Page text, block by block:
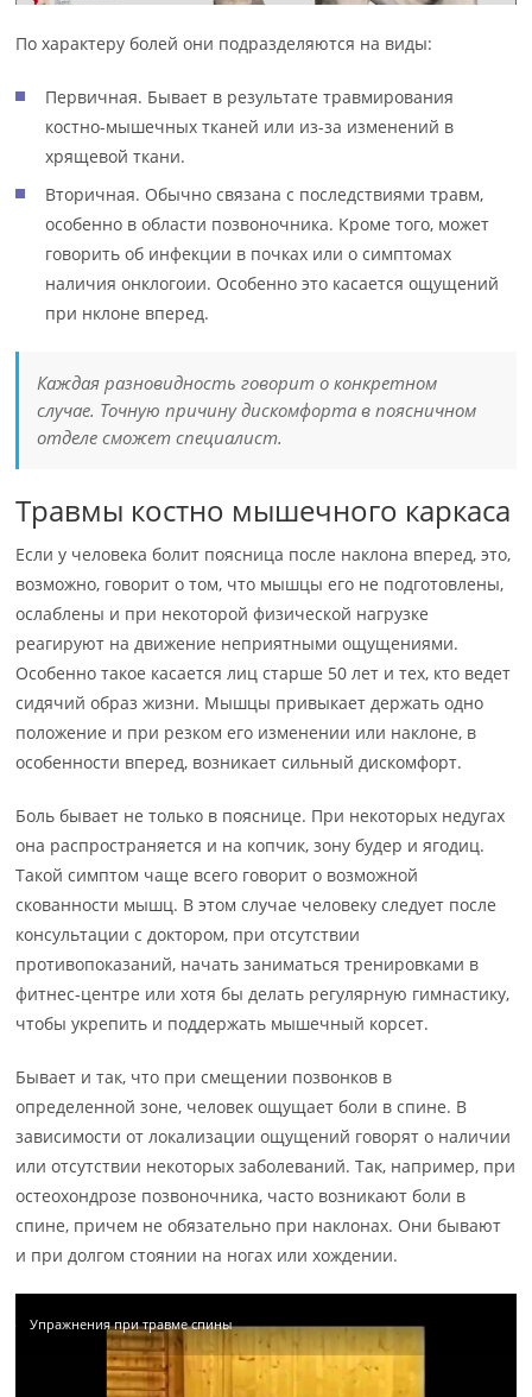
По характеру болей они подразделяются на виды:
Первичная. Бывает в результате травмирования
костно-мышечных тканей или из-за изменений в
хрящевой ткани.
Вторичная. Обычно связана с последствиями травм,
особенно в области позвоночника. Кроме того, может
говорить об инфекции в почках или о симптомах
наличия онклогоии. Особенно это касается ощущений
при нклоне вперед.
Каждая разновидность говорит о конкретном
случае. Точную причину дискомфорта в поясничном
отделе сможет специалист.
Травмы костно мышечного каркаса
Если у человека болит поясница после наклона вперед, это,
возможно, говорит о том, что мышцы его не подготовлены,
ослаблены и при некоторой физической нагрузке
реагируют на движение неприятными ощущениями.
Особенно такое касается лиц старше 50 лет и тех, кто ведет
сидячий образ жизни. Мышцы привыкает держать одно
положение и при резком его изменении или наклоне, в
особенности вперед, возникает сильный дискомфорт.
Боль бывает не только в пояснице. При некоторых недугах
она распространяется и на копчик, зону будер и ягодиц.
Такой симптом чаще всего говорит о возможной
скованности мышц. В этом случае человеку следует после
консультации с доктором, при отсутствии
противопоказаний, начать заниматься тренировками в
фитнес-центре или хотя бы делать регулярную гимнастику,
чтобы укрепить и поддержать мышечный корсет.
Бывает и так, что при смещении позвонков в
определенной зоне, человек ощущает боли в спине. В
зависимости от локализации ощущений говорят о наличии
или отсутствии некоторых заболеваний. Так, например, при
остеохондрозе позвоночника, часто возникают боли в
спине, причем не обязательно при наклонах. Они бывают
и при долгом стоянии на ногах или хождении.
Упражнения при травме спины